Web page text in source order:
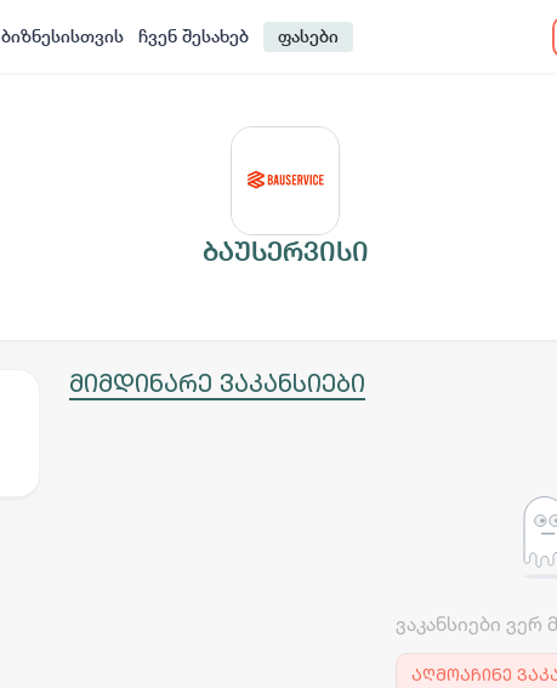
ბიზნესისთვის ჩვენ შესახებ ფასები
ბაუსერვისი
მიმდინარე ვაკანსიები
ვაკანსიები ვერ
აღმოაჩინე